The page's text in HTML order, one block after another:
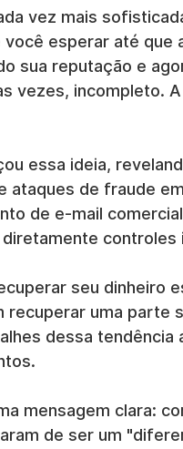
vez mais
esperar até que
sua reputação e
vezes, incompleto.
essa ideia,
ataques de fraude
de e-mail
seu dinheiro
recuperar uma parte
dessa tendência
mensagem clara:
de ser um